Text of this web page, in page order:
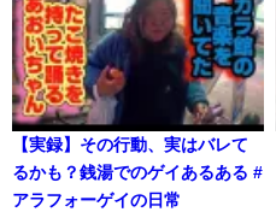
【実録】その行動、実はバレて
るかも？銭湯でのゲイあるある #
アラフォーゲイの日常